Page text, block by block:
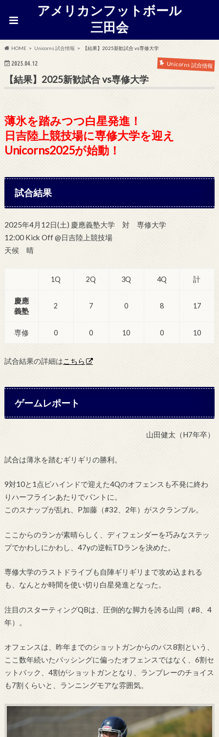
アメリカンフットボール
三田会
HOME Unicorns 試合情報 【結果】2025新歓試合 vs専修大学
2025.04.12 Unicorns 試合情報
【結果】2025新歓試合 vs専修大学
薄氷を踏みつつ白星発進！
日吉陸上競技場に専修大学を迎え
Unicorns2025が始動！
試合結果
2025年4月12日(土) 慶應義塾大学 対 専修大学
12:00 Kick Off @日吉陸上競技場
天候 晴
1Q 2Q 3Q 4Q 計
慶應
義塾
2 7 0 8 17
専修 0 0 10 0 10
試合結果の詳細はこちら
ゲームレポート
山田健太（H7年卒）
試合は薄氷を踏むギリギリの勝利。
9対10と1点ビハインドで迎えた4Qのオフェンスも不発に終わ
りハーフラインあたりでパントに。
このスナップが乱れ、P加藤（#32、2年）がスクランブル。
ここからのランが素晴らしく、ディフェンダーを巧みなステッ
プでかわしにかわし、47yの逆転TDランを決めた。
専修大学のラストドライブも自陣ギリギリまで攻め込まれる
も、なんとか時間を使い切り白星発進となった。
注目のスターティングQBは、圧倒的な脚力を誇る山岡（#8、4
年）。
オフェンスは、昨年までのショットガンからのパス8割という、
ここ数年続いたパッシングに偏ったオフェンスではなく、6割セ
ットバック、4割がショットガンとなり、ランプレーのチョイス
も7割くらいと、ランニングモアな雰囲気。